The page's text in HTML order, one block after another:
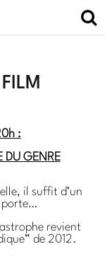
:
DU GENRE
il suffit d’un
porte…
revient
de 2012.